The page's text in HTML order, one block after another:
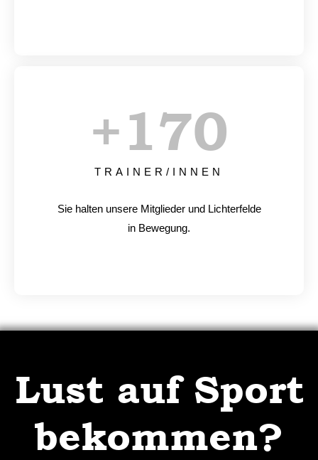
TRAINER/INNEN
+170
Sie halten unsere Mitglieder und Lichterfelde
in Bewegung.
Lust auf Sport
bekommen?